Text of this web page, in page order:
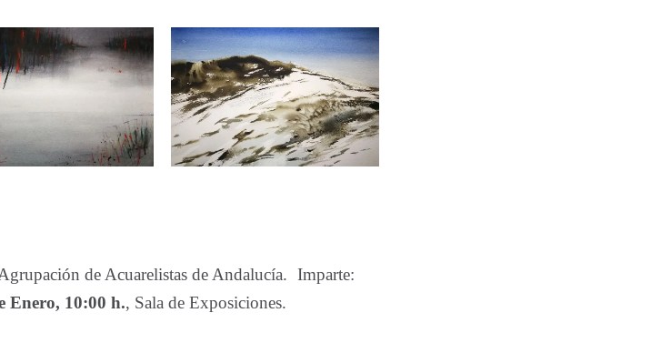
de Acuarelistas de Andalucía. Imparte:
Enero, 10:00 h., Sala de Exposiciones.